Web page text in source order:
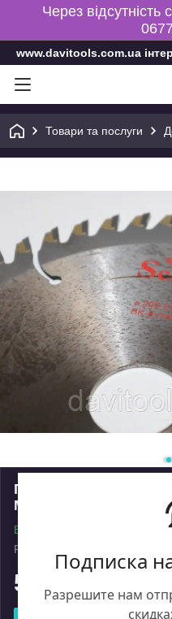
Подписка
Разрешите нам
Через відсутність
www.davitools.com.ua
Товари та послуги
Пила дискова D500
МasterShans
В наявності
Роздріб
5 210